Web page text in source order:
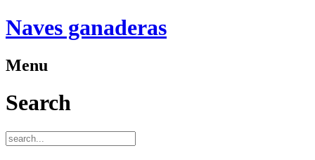
Naves ganaderas
Menu
Search